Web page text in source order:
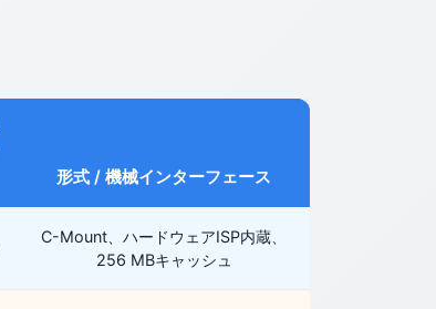
形式 / 機械インターフェース
C-Mount、ハードウェアISP内蔵、
256 MBキャッシュ